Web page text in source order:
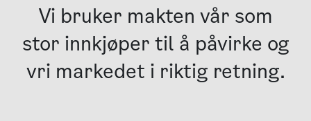
Vi bruker makten vår som
stor innkjøper til å påvirke og
vri markedet i riktig retning.